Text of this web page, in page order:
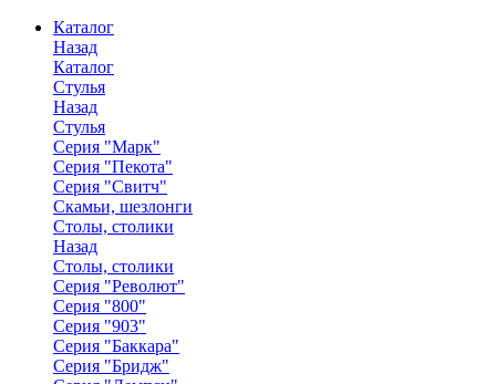
Каталог
Назад
Каталог
Стулья
Назад
Стулья
Серия "Марк"
Серия "Пекота"
Серия "Свитч"
Скамьи, шезлонги
Столы, столики
Назад
Столы, столики
Серия "Револют"
Серия "800"
Серия "903"
Серия "Баккара"
Серия "Бридж"